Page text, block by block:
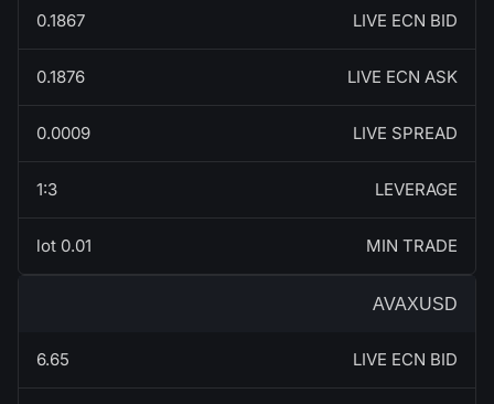
LIVE ECN BID
0.1867
LIVE ECN ASK
0.1876
LIVE SPREAD
0.0009
LEVERAGE
1:3
MIN TRADE
0.01 lot
AVAXUSD
LIVE ECN BID
6.65